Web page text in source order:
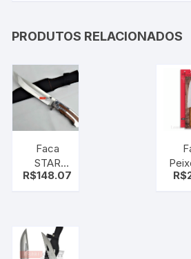
PRODUTOS RELACIONADOS
Faca
STAR
30cm
Premium
R$148.07 R$